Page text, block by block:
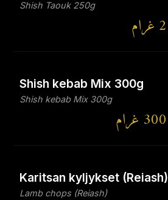
Shish Taouk 250g
Shish kebab Mix 300g
Shish kebab Mix 300g
Karitsan kyljykset (Reiash)
Lamb chops (Reiash)